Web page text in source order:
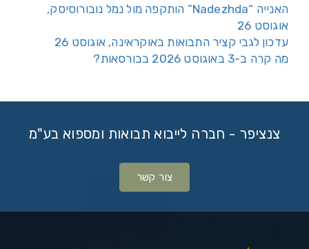
האנייה “Nadezhda” הותקפה מול נמל נובורוסיסק,
אוגוסט 26
עדכון לגבי קציר התבואות באוקראינה, אוגוסט 26
מה קרה ב-3 באוגוסט 2026 בבורסאות?
צנציפר - חברה לייבוא תבואות ומספוא בע"מ
צור קשר